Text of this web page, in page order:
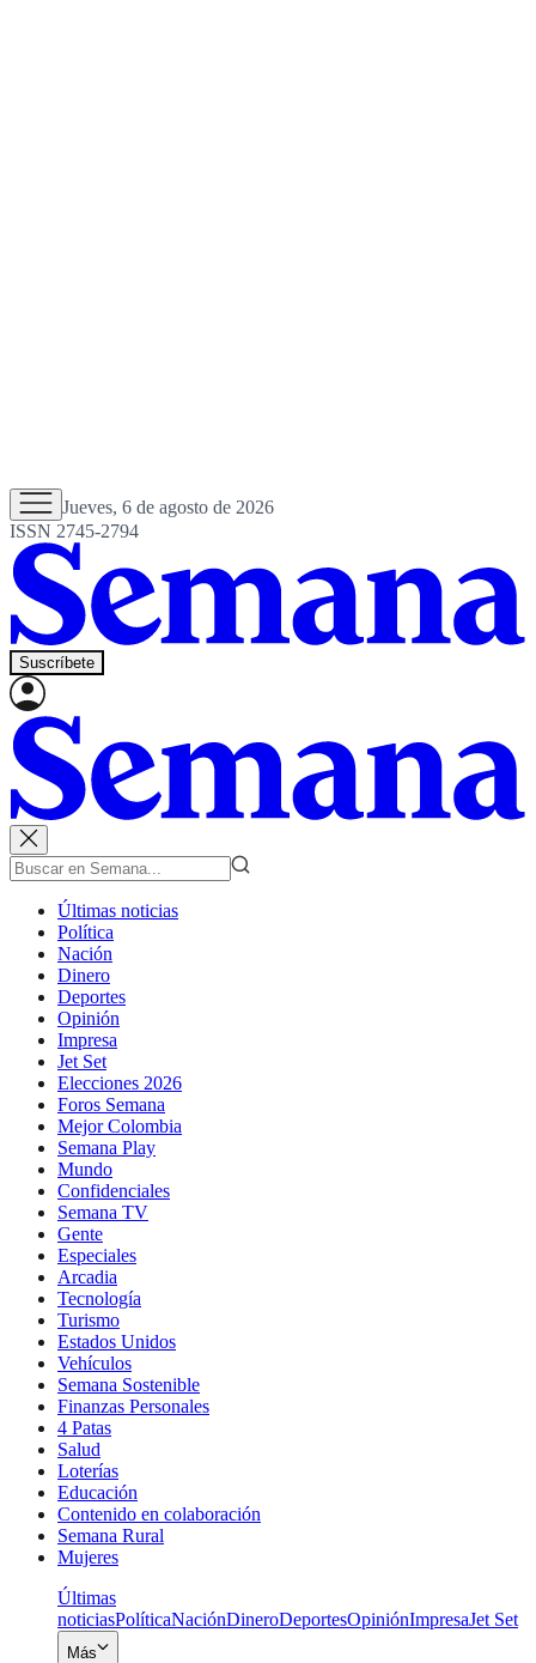
Jueves, 6 de agosto de 2026
ISSN 2745-2794
Suscríbete
Últimas noticias
Política
Nación
Dinero
Deportes
Opinión
Impresa
Jet Set
Elecciones 2026
Foros Semana
Mejor Colombia
Semana Play
Mundo
Confidenciales
Semana TV
Gente
Especiales
Arcadia
Tecnología
Turismo
Estados Unidos
Vehículos
Semana Sostenible
Finanzas Personales
4 Patas
Salud
Loterías
Educación
Contenido en colaboración
Semana Rural
Mujeres
Últimas
noticiasPolíticaNaciónDineroDeportesOpiniónImpresaJet Set
Más